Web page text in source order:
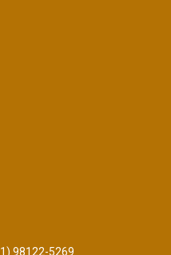
98122-5269